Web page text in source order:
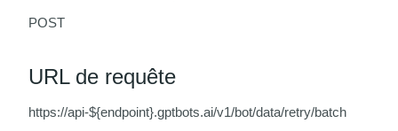
POST
URL de requête
https://api-${endpoint}.gptbots.ai/v1/bot/data/retry/batch